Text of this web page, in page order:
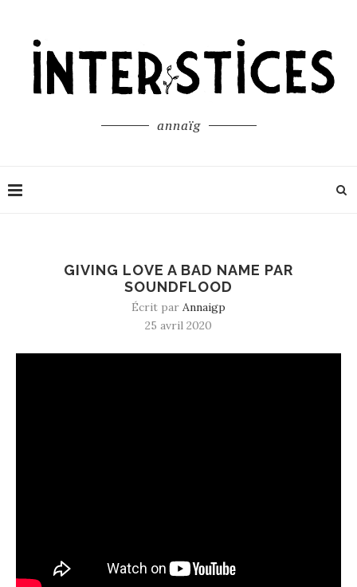
annaïg
GIVING LOVE A BAD NAME PAR
SOUNDFLOOD
Écrit par Annaigp
25 avril 2020